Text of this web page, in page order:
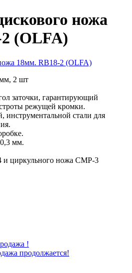
ножа
(OLFA)
2 шт
заточки, гарантирующий
режущей кромки.
стали для
мм.
и циркульного ножа CMP-3
!
продолжается!